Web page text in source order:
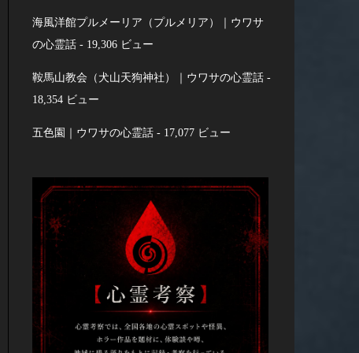
海風洋館プルメーリア（プルメリア）｜ウワサ
の心霊話 - 19,306 ビュー
鞍馬山教会（犬山天狗神社）｜ウワサの心霊話 -
18,354 ビュー
五色園｜ウワサの心霊話 - 17,077 ビュー